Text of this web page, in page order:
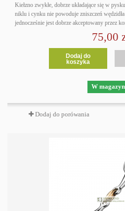
Kiełzno zwykłe, dobrze układające się w
niklu i cynku nie powoduje zniszczeń
jednocześnie jest dobrze akceptowany przez
75,00
Dodaj do
koszyka
W
Dodaj do porówania